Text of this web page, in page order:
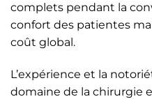
complets pendant la
confort des patientes
coût global.
L’expérience et la
domaine de la chirurgie